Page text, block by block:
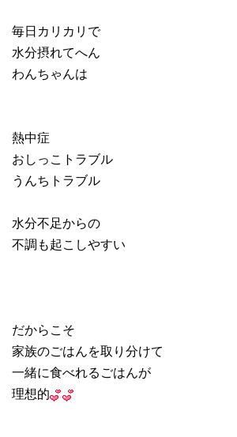
毎日カリカリで
水分摂れてへん
わんちゃんは
熱中症
おしっこトラブル
うんちトラブル
水分不足からの
不調も起こしやすい
だからこそ
家族のごはんを取り分けて
一緒に食べれるごはんが
理想的